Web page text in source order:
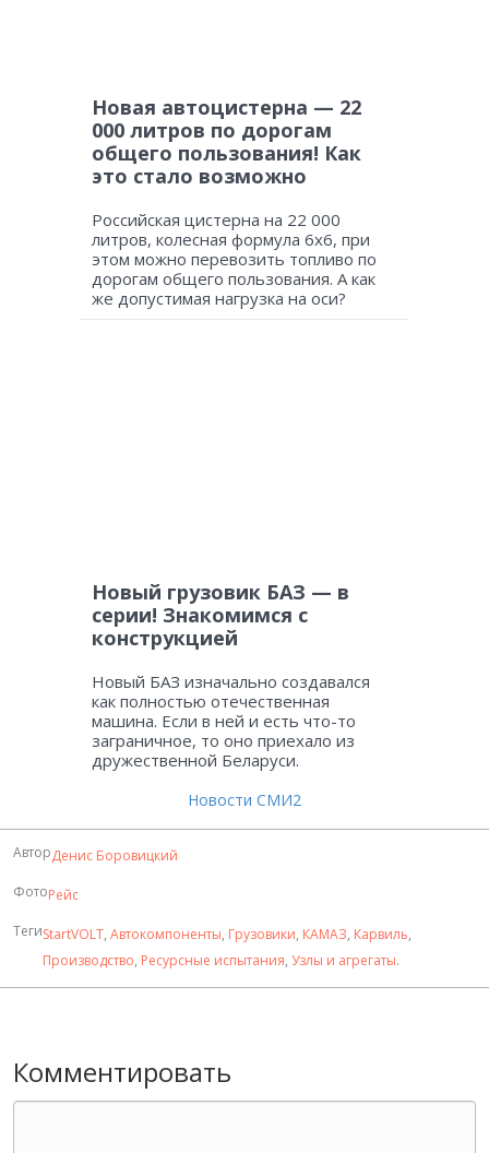
Новая автоцистерна — 22
000 литров по дорогам
общего пользования! Как
это стало возможно
Российская цистерна на 22 000
литров, колесная формула 6х6, при
этом можно перевозить топливо по
дорогам общего пользования. А как
же допустимая нагрузка на оси?
Новый грузовик БАЗ — в
серии! Знакомимся с
конструкцией
Новый БАЗ изначально создавался
как полностью отечественная
машина. Если в ней и есть что-то
заграничное, то оно приехало из
дружественной Беларуси.
Новости СМИ2
АвторДенис Боровицкий
ФотоРейс
ТегиStartVOLT, Автокомпоненты, Грузовики, КАМАЗ, Карвиль,
Производство, Ресурсные испытания, Узлы и агрегаты.
Комментировать